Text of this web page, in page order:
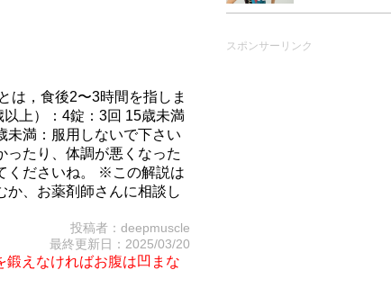
は，食後2〜3時間を指しま
上）：4錠：3回 15歳未満
未満：服用しないで下さい
ったり、体調が悪くなった
くださいね。 ※この解説は
か、お薬剤師さんに相談し
投稿者：deepmuscle
最終更新日：2025/03/20
えなければお腹は凹まな
スポンサーリンク